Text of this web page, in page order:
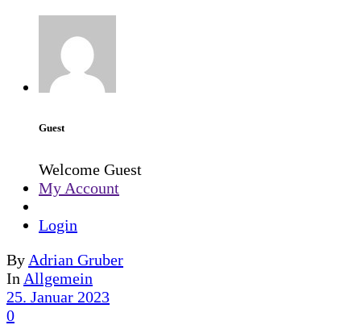
Guest
Welcome Guest
My Account
Login
By Adrian Gruber
In Allgemein
25. Januar 2023
0